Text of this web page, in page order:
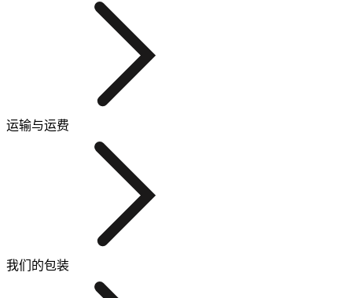
运输与运费
我们的包装